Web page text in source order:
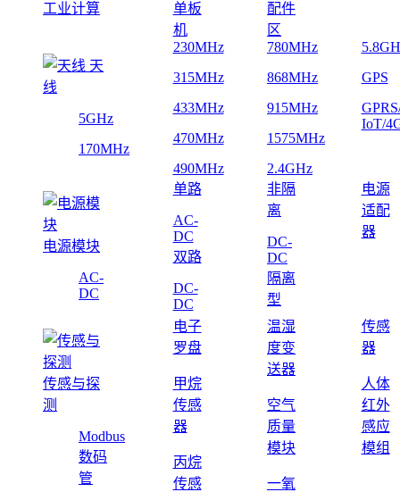
工业计算
单板
机
配件
区
天
线
5GHz
170MHz
230MHz
315MHz
433MHz
470MHz
490MHz
780MHz
868MHz
915MHz
1575MHz
2.4GHz
GPS
IoT/
电源模块
AC-
DC
单路
AC-
DC
双路
DC-
DC
非隔
离
DC-
DC
隔离
型
电源
适配
器
传感与探
测
Modbus
数码
管
电子
罗盘
甲烷
传感
器
丙烷
传感
温湿
度变
送器
空气
质量
模块
一氧
传感
器
人体
红外
感应
模组